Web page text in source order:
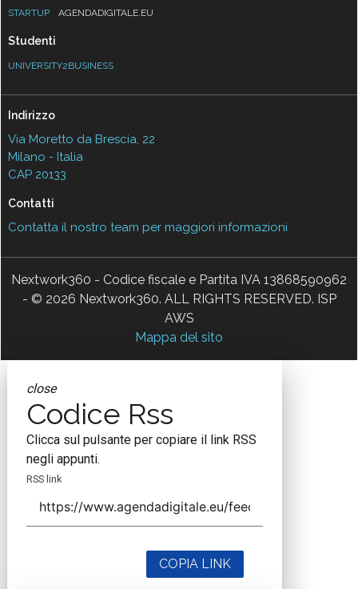
STARTUP
AGENDADIGITALE.EU
Studenti
UNIVERSITY2BUSINESS
Indirizzo
Via Moretto da Brescia, 22
Milano - Italia
CAP 20133
Contatti
Contatta il nostro team per maggiori informazioni
Nextwork360 - Codice fiscale e Partita IVA 13868590962
- © 2026 Nextwork360. ALL RIGHTS RESERVED. ISP
AWS
Mappa del sito
close
Codice Rss
Clicca sul pulsante per copiare il link RSS
negli appunti.
RSS link
COPIA LINK